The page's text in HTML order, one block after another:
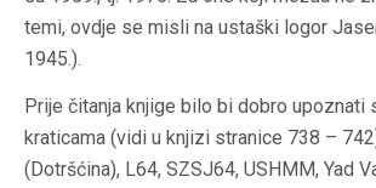
temi, ovdje se misli na ustaški logor
1945.).
Prije čitanja knjige bilo bi dobro upoznati
kraticama (vidi u knjizi stranice 738 –
(Dotršćina), L64, SZSJ64, USHMM, Yad